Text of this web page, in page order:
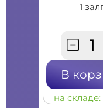
1
В
на складе: